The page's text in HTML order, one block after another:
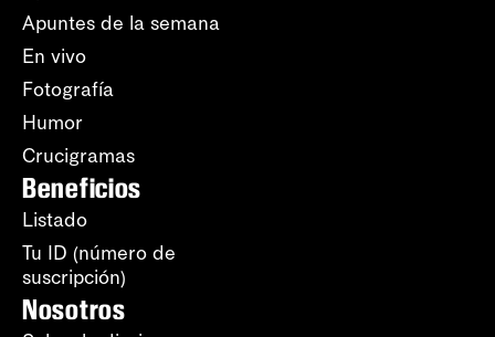
Apuntes de la semana
En vivo
Fotografía
Humor
Crucigramas
Beneficios
Listado
Tu ID (número de
suscripción)
Nosotros